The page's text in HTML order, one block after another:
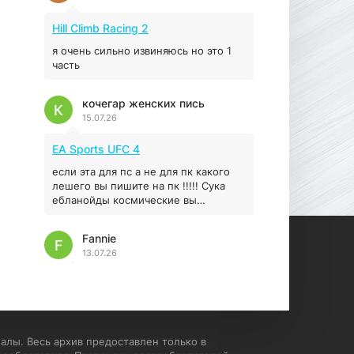
16.95 ГБ
Hill Climb Racing 2
я очень сильно извиняюсь но это 1
часть
кочегар женских пись
15.07.26
К
EA Sports UFC 4
если эта для пс а не для пк какого
лешего вы пишите на пк !!!!! Сука
ебланойды космические вы
установлением Эмулятора сука
калеки на мозг блять последней
стадии
Fannie
13.07.26
F
— быстро, горячо и честно —
Весь архив предоставлен только в